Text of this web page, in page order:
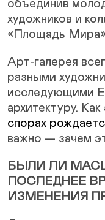
объединив
художников и
«Площадь
Арт-галерея
разными
исследующими
архитектуру.
спорах
важно — зачем
БЫЛИ ЛИ
ПОСЛЕДНЕЕ
ИЗМЕНЕНИЯ